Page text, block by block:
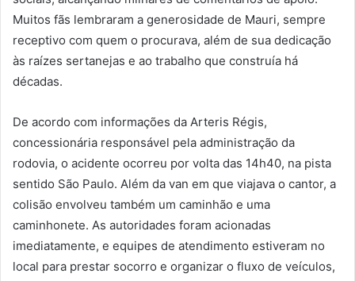
Muitos fãs lembraram a generosidade de Mauri, sempre
receptivo com quem o procurava, além de sua dedicação
às raízes sertanejas e ao trabalho que construía há
décadas.
De acordo com informações da Arteris Régis,
concessionária responsável pela administração da
rodovia, o acidente ocorreu por volta das 14h40, na pista
sentido São Paulo. Além da van em que viajava o cantor, a
colisão envolveu também um caminhão e uma
caminhonete. As autoridades foram acionadas
imediatamente, e equipes de atendimento estiveram no
local para prestar socorro e organizar o fluxo de veículos,